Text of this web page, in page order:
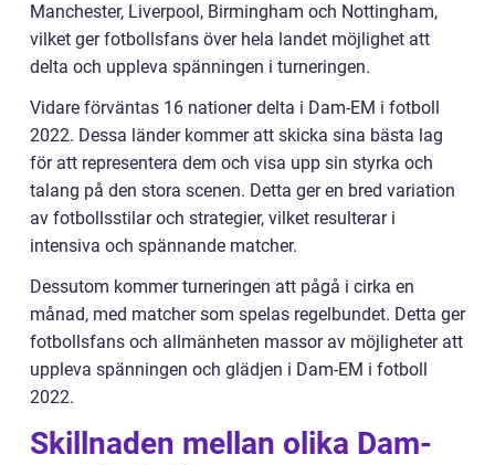
Manchester, Liverpool, Birmingham och Nottingham,
vilket ger fotbollsfans över hela landet möjlighet att
delta och uppleva spänningen i turneringen.
Vidare förväntas 16 nationer delta i Dam-EM i fotboll
2022. Dessa länder kommer att skicka sina bästa lag
för att representera dem och visa upp sin styrka och
talang på den stora scenen. Detta ger en bred variation
av fotbollsstilar och strategier, vilket resulterar i
intensiva och spännande matcher.
Dessutom kommer turneringen att pågå i cirka en
månad, med matcher som spelas regelbundet. Detta ger
fotbollsfans och allmänheten massor av möjligheter att
uppleva spänningen och glädjen i Dam-EM i fotboll
2022.
Skillnaden mellan olika Dam-